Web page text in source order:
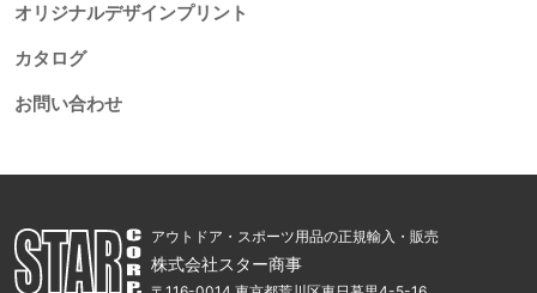
オリジナルデザインプリント
カタログ
お問い合わせ
アウトドア・スポーツ用品の正規輸入・販売
株式会社スター商事